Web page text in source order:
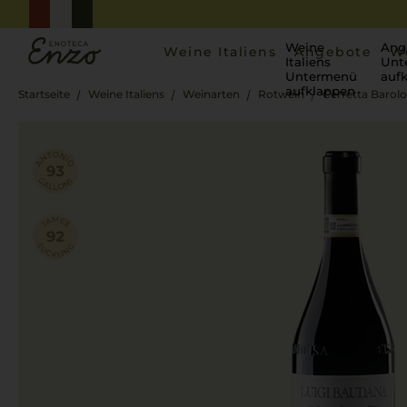
Weine Italiens
Weine
Italiens
Untermenü
aufklappen
Angebote
Startseite Weine Italiens Weinarten Rotwein Cerretta Barolo